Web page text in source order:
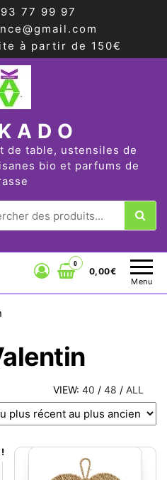
77 99 97
à partir de 150€
de table, ustensiles de
bio et parfums de
Menu
0
0,00€
VIEW: 40 / 48 / ALL
plus récent au plus ancien